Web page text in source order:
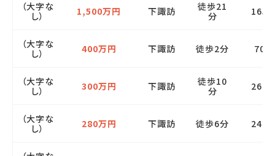
（大字な
し）
1,500万円 下諏訪
徒歩21
分
165
（大字な
し）
400万円 下諏訪 徒歩2分 70㎡
（大字な
し）
300万円 下諏訪
徒歩10
分
260
（大字な
し）
280万円 下諏訪 徒歩6分 240